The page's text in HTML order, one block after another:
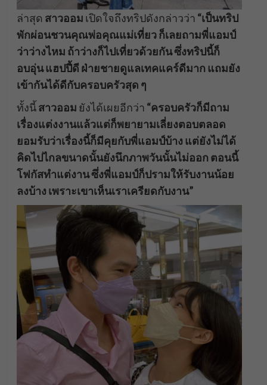
ล่าสุด สาวออม เปิดใจถึงทริปดังกล่าวว่า “เป็นทริป
พักผ่อนชวนคุณพ่อคุณแม่เที่ยว ก็เลยถามพี่แอมป์
ว่าว่างไหม ถ้าว่างก็ไปเที่ยวด้วยกัน ซึ่งทริปนี้ก็
อบอุ่น แฮปปี้ดี ฝ่ายชายดูแลเทคแคร์ดีมาก แถมยัง
เข้ากันได้ดีกับครอบครัวสุด ๆ
ทั้งนี้สาวออม ยังได้เผยอีกว่า “ครอบครัวก็มีถาม
เรื่องแต่งงานแล้วแต่ก็พยายามเลี่ยงตอบตลอด
ยอมรับว่าเรื่องนี้ก็มีคุยกับพี่แอมป์บ้าง แต่ยังไม่ได้
คิดไปไกลขนาดนั้นยังนึกภาพวันนั้นไม่ออก ตอนนี้
โฟกัสทำแต่งาน ซึ่งพี่แอมป์ก็ปรามให้รับงานน้อย
ลงบ้าง เพราะเขาเห็นเราเครียดกับงาน”